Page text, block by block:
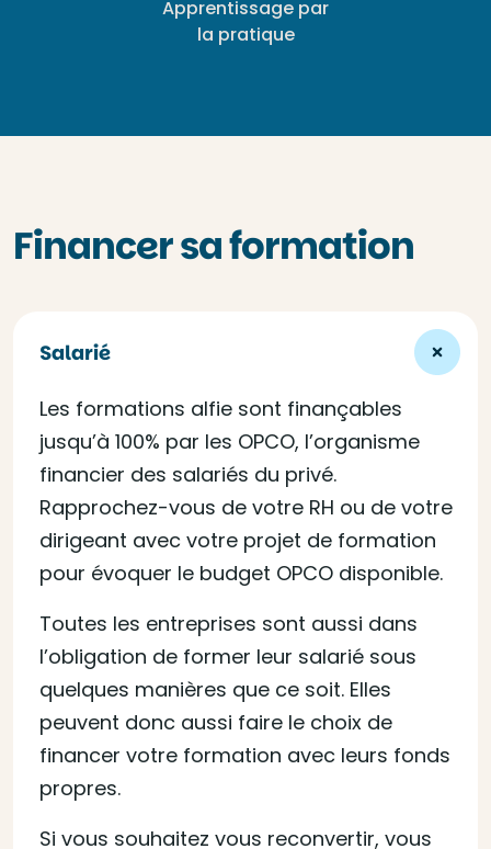
Apprentissage par
la pratique
Financer sa formation
Salarié
Les formations alfie sont finançables
jusqu’à 100% par les OPCO, l’organisme
financier des salariés du privé.
Rapprochez-vous de votre RH ou de votre
dirigeant avec votre projet de formation
pour évoquer le budget OPCO disponible.
Toutes les entreprises sont aussi dans
l’obligation de former leur salarié sous
quelques manières que ce soit. Elles
peuvent donc aussi faire le choix de
financer votre formation avec leurs fonds
propres.
Si vous souhaitez vous reconvertir, vous